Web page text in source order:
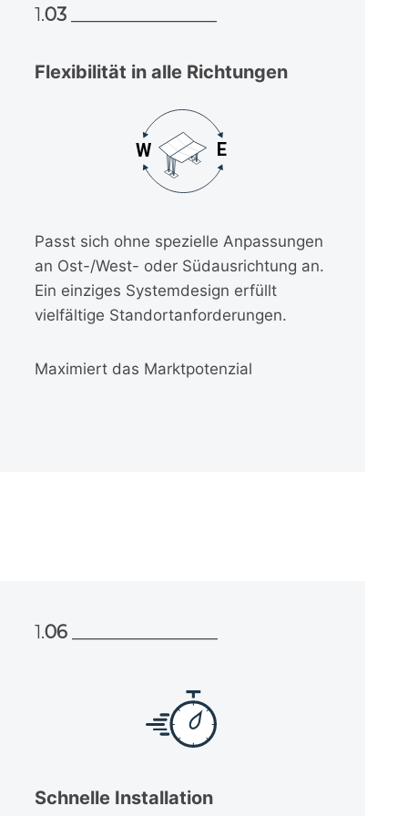
1.03________________
Flexibilität in alle Richtungen
E
W
Passt sich ohne spezielle Anpassungen
an Ost-/West- oder Südausrichtung an.
Ein einziges Systemdesign erfüllt
vielfältige Standortanforderungen.
Maximiert das Marktpotenzial
1.06________________
Schnelle Installation